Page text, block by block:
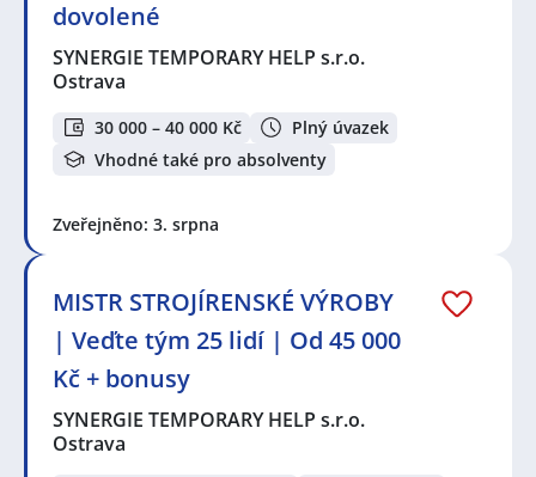
dovolené
SYNERGIE TEMPORARY HELP s.r.o.
Ostrava
30 000 – 40 000 Kč
Plný úvazek
Vhodné také pro absolventy
Zveřejněno: 3. srpna
MISTR STROJÍRENSKÉ VÝROBY
| Veďte tým 25 lidí | Od 45 000
Kč + bonusy
SYNERGIE TEMPORARY HELP s.r.o.
Ostrava